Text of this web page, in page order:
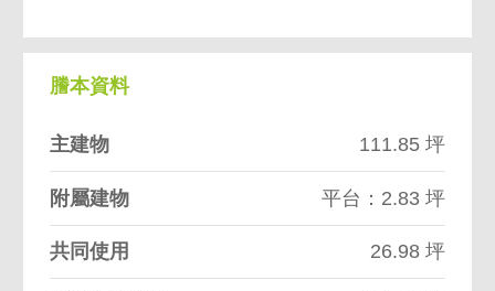
謄本資料
主建物 111.85 坪
附屬建物 平台：2.83 坪
共同使用 26.98 坪